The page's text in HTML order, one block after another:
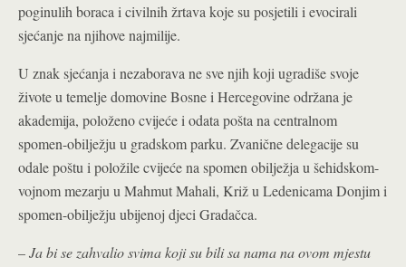
poginulih boraca i civilnih žrtava koje su posjetili i evocirali
sjećanje na njihove najmilije.
U znak sjećanja i nezaborava ne sve njih koji ugradiše svoje
živote u temelje domovine Bosne i Hercegovine održana je
akademija, položeno cvijeće i odata pošta na centralnom
spomen-obilježju u gradskom parku. Zvanične delegacije su
odale poštu i položile cvijeće na spomen obilježja u šehidskom-
vojnom mezarju u Mahmut Mahali, Križ u Ledenicama Donjim i
spomen-obilježju ubijenoj djeci Gradačca.
–Ja bi se zahvalio svima koji su bili sa nama na ovom mjestu